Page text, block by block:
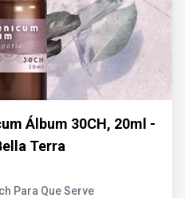
Álbum 30CH, 20ml -
Terra
Para Que Serve